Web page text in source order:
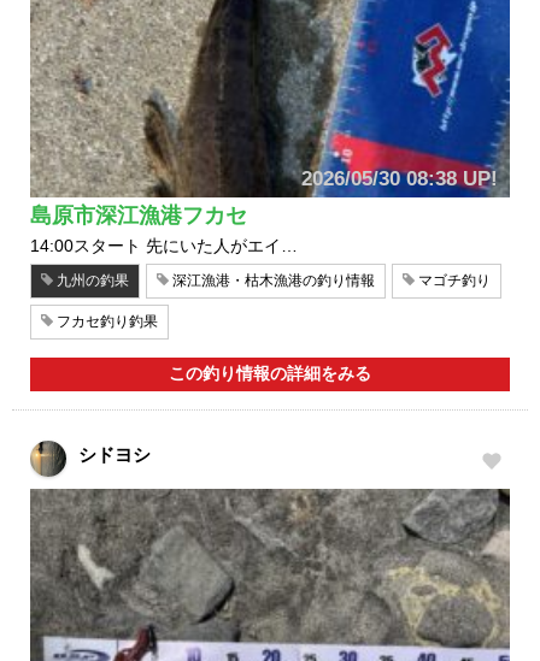
2026/05/30 08:38 UP!
島原市深江漁港フカセ
14:00スタート 先にいた人がエイ…
九州の釣果 深江漁港・枯木漁港の釣り情報 マゴチ釣り
フカセ釣り釣果
この釣り情報の詳細をみる
シドヨシ